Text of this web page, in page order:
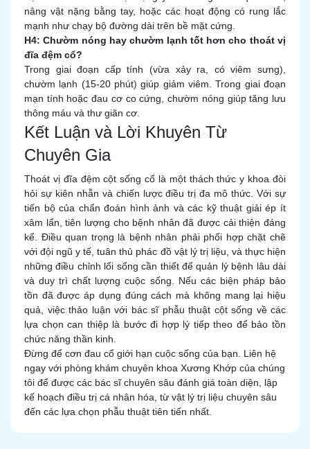
nâng vật nặng bằng tay, hoặc các hoạt động có rung lắc
mạnh như chạy bộ đường dài trên bề mặt cứng.
H4: Chườm nóng hay chườm lạnh tốt hơn cho thoát vị
đĩa đệm cổ?
Trong giai đoạn cấp tính (vừa xảy ra, có viêm sưng),
chườm lạnh (15-20 phút) giúp giảm viêm. Trong giai đoạn
mạn tính hoặc đau cơ co cứng, chườm nóng giúp tăng lưu
thông máu và thư giãn cơ.
Kết Luận và Lời Khuyên Từ
Chuyên Gia
Thoát vị đĩa đệm cột sống cổ là một thách thức y khoa đòi
hỏi sự kiên nhẫn và chiến lược điều trị đa mô thức. Với sự
tiến bộ của chẩn đoán hình ảnh và các kỹ thuật giải ép ít
xâm lấn, tiên lượng cho bệnh nhân đã được cải thiện đáng
kể. Điều quan trọng là bệnh nhân phải phối hợp chặt chẽ
với đội ngũ y tế, tuân thủ phác đồ vật lý trị liệu, và thực hiện
những điều chỉnh lối sống cần thiết để quản lý bệnh lâu dài
và duy trì chất lượng cuộc sống. Nếu các biện pháp bảo
tồn đã được áp dụng đúng cách mà không mang lại hiệu
quả, việc thảo luận với bác sĩ phẫu thuật cột sống về các
lựa chọn can thiệp là bước đi hợp lý tiếp theo để bảo tồn
chức năng thần kinh.
Đừng để cơn đau cổ giới hạn cuộc sống của bạn. Liên hệ
ngay với phòng khám chuyên khoa Xương Khớp của chúng
tôi để được các bác sĩ chuyên sâu đánh giá toàn diện, lập
kế hoạch điều trị cá nhân hóa, từ vật lý trị liệu chuyên sâu
đến các lựa chọn phẫu thuật tiên tiến nhất.